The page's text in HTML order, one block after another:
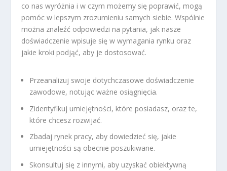
co nas wyróżnia i w czym możemy się poprawić, mogą
pomóc w lepszym zrozumieniu samych siebie. Wspólnie
można znaleźć odpowiedzi na pytania, jak nasze
doświadczenie wpisuje się w wymagania rynku oraz
jakie kroki podjąć, aby je dostosować.
Przeanalizuj swoje dotychczasowe doświadczenie
zawodowe, notując ważne osiągnięcia.
Zidentyfikuj umiejętności, które posiadasz, oraz te,
które chcesz rozwijać.
Zbadaj rynek pracy, aby dowiedzieć się, jakie
umiejętności są obecnie poszukiwane.
Skonsultuj się z innymi, aby uzyskać obiektywną